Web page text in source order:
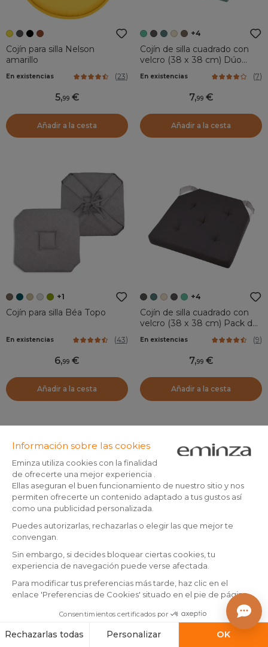
Cojín para silla Nelson
amarillo
En existencias (23)
5,99
Añadir a la cesta
+4
Cojín de silla cuadrado con
velcro (38 x 38 cm) Dúo
En existencias (7)
7,99
Añadir a la cesta
+1
Cojín para silla Béa Topo
En existencias (43)
6,99
Añadir a la cesta
+4
Cojín de silla cuadrado con
velcro (38 x 38 cm) Pack de
En existencias (9)
7,99
Añadir a la cesta
+1
liquen
+4
velcro (38 x 38 cm) Dúo
Beige
38)
7,99